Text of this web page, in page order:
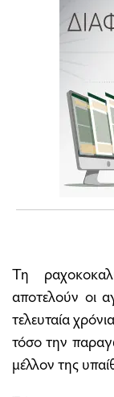
Τη
αποτελούν οι
τελευταία
τόσο την
μέλλον της